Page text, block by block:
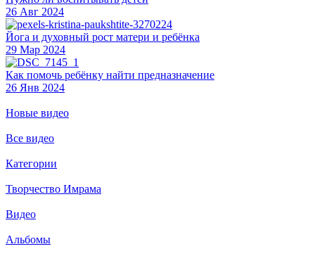
26 Авг 2024
Йога и духовный рост матери и ребёнка
29 Мар 2024
Как помочь ребёнку найти предназначение
26 Янв 2024
Новые видео
Все видео
Категории
Творчество Имрама
Видео
Альбомы